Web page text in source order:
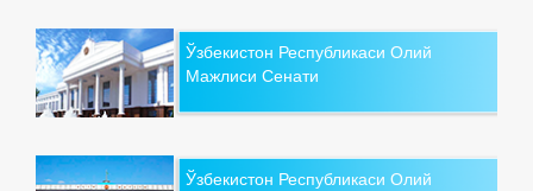
Ўзбекистон Республикаси Олий
Мажлиси Сенати
Ўзбекистон Республикаси Олий